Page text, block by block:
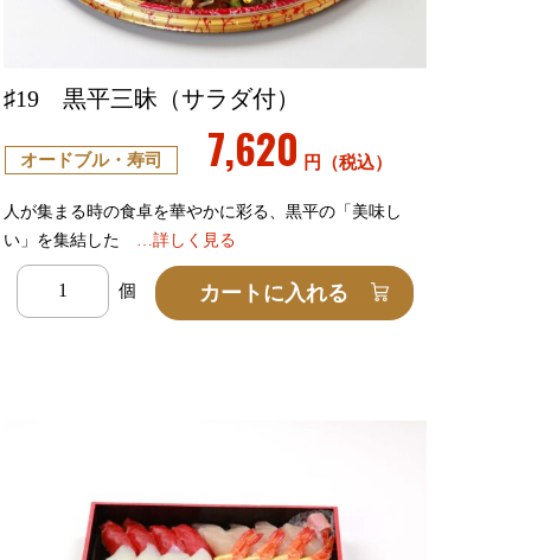
♯19 黒平三昧（サラダ付）
オードブル・寿司 7,620 円（税込）
人が集まる時の食卓を華やかに彩る、黒平の「美味し
い」を集結した
…詳しく見る